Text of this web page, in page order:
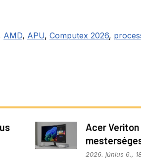
AMD, APU, Computex 2026,
Acer Veriton
helyben
2026. június 6.,